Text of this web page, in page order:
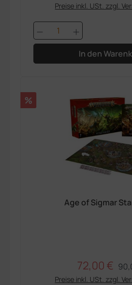
Preise inkl. USt. zzgl.
Produkt Anzahl:
In den
Rabatt
%
Age of Sigmar
72,00 €
Preise inkl. USt. zzgl.